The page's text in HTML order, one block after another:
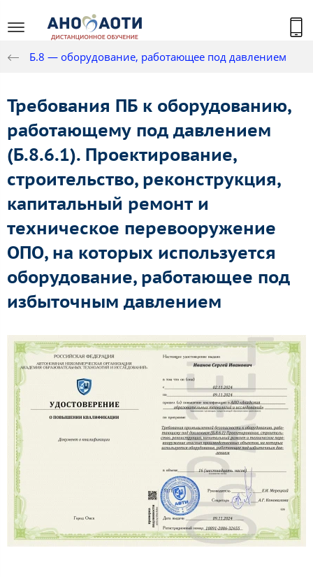
Б.8 — оборудование, работающее под давлением
Требования ПБ к оборудованию,
работающему под давлением
(Б.8.6.1). Проектирование,
строительство, реконструкция,
капитальный ремонт и
техническое перевооружение
ОПО, на которых используется
оборудование, работающее под
избыточным давлением